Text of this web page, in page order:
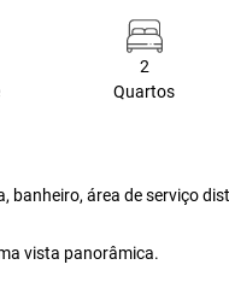
2
Quartos
banheiro, área de serviço
vista panorâmica.